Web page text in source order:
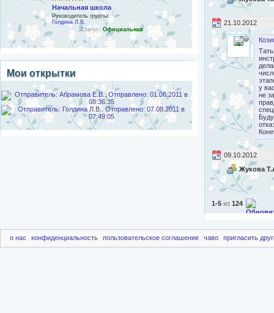
Начальная школа
Руководитель группы:
Голдина Л.В.
Статус: Официальная
Мои открытки
21.10.2012
у
не
09.10.2012
Жукова
1-5 из 124
о нас конфиденциальность пользовательское соглашение чаво пригласить